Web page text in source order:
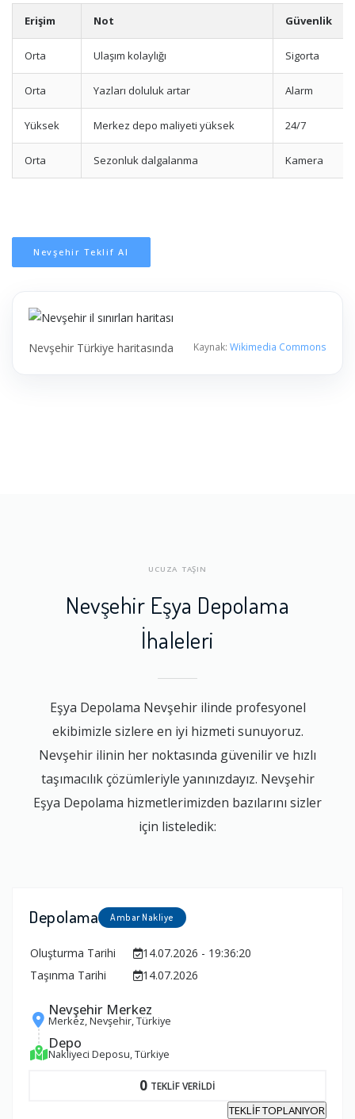
Erişim Not Güvenlik
Orta Ulaşım kolaylığı Sigorta
Orta Yazları doluluk artar Alarm
Yüksek Merkez depo maliyeti yüksek 24/7
Orta Sezonluk dalgalanma Kamera
Nevşehir Teklif Al
Nevşehir Türkiye haritasında Kaynak: Wikimedia Commons
UCUZA TAŞIN
Nevşehir Eşya Depolama
İhaleleri
Eşya Depolama Nevşehir ilinde profesyonel
ekibimizle sizlere en iyi hizmeti sunuyoruz.
Nevşehir ilinin her noktasında güvenilir ve hızlı
taşımacılık çözümleriyle yanınızdayız. Nevşehir
Eşya Depolama hizmetlerimizden bazılarını sizler
için listeledik:
Depolama Ambar Nakliye
Oluşturma Tarihi
14.07.2026 - 19:36:20
Taşınma Tarihi
14.07.2026
Nevşehir Merkez
Merkez, Nevşehir, Türkiye
Depo
Nakliyeci Deposu, Türkiye
0 TEKLİF VERİLDİ
TEKLİF TOPLANIYOR